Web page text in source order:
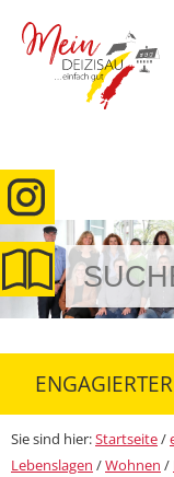
Sie sind hier:Startseite/
Lebenslagen /Wohnen /